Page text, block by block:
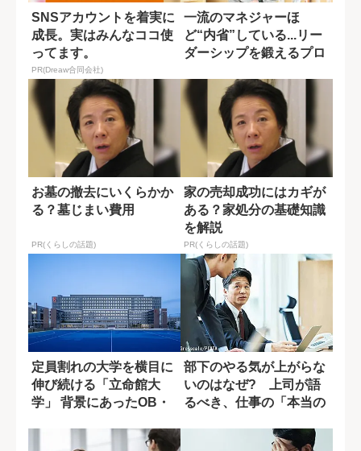
SNSアカウントを着実に
成長。実はみんなココ使
ってます。
PR(Dreaw合同会社)
一流のマネジャーほ
ど“内省”している...リー
ダーシップを鍛えるプロ
お墓の撤去にいくらかか
る？墓じまい費用
PR(くらしの話題)
家の売却成功にはカギが
ある？家処分の基礎知識
を解説
PR(くらしの話題)
定員割れの大学を横目に
伸び続ける「立命館大
学」 背景にあったOB・
部下のやる気が上がらな
いのはなぜ? 上司が語
るべき、仕事の「本当の